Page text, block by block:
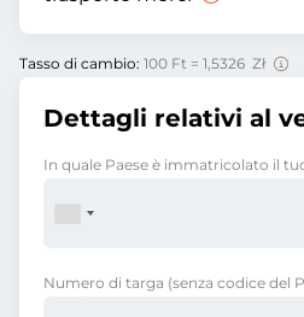
Tasso di cambio: 100 Ft = 1,5326 Zł
Dettagli relativi al
In quale Paese è immatricolato il
Numero di targa (senza codice del